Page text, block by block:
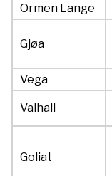
Ormen Lange
Gjøa
Vega
Valhall
Goliat